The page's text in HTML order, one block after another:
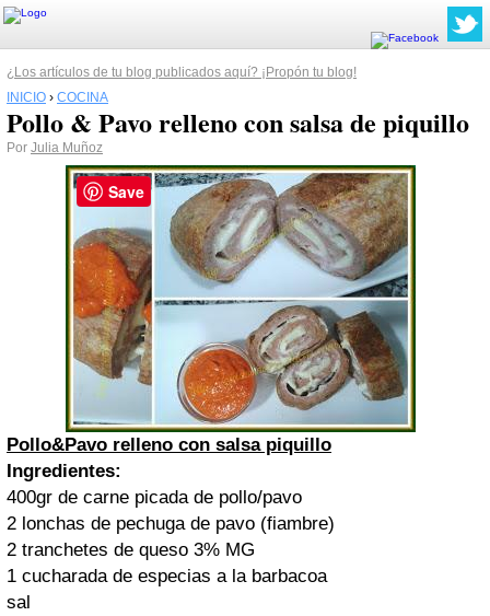
¿Los artículos de tu blog publicados aquí? ¡Propón tu blog!
INICIO › COCINA
Pollo & Pavo relleno con salsa de piquillo
Por Julia Muñoz
Pollo&Pavo relleno con salsa piquillo
Ingredientes:
400gr de carne picada de pollo/pavo
2 lonchas de pechuga de pavo (fiambre)
2 tranchetes de queso 3% MG
1 cucharada de especias a la barbacoa
sal
Save